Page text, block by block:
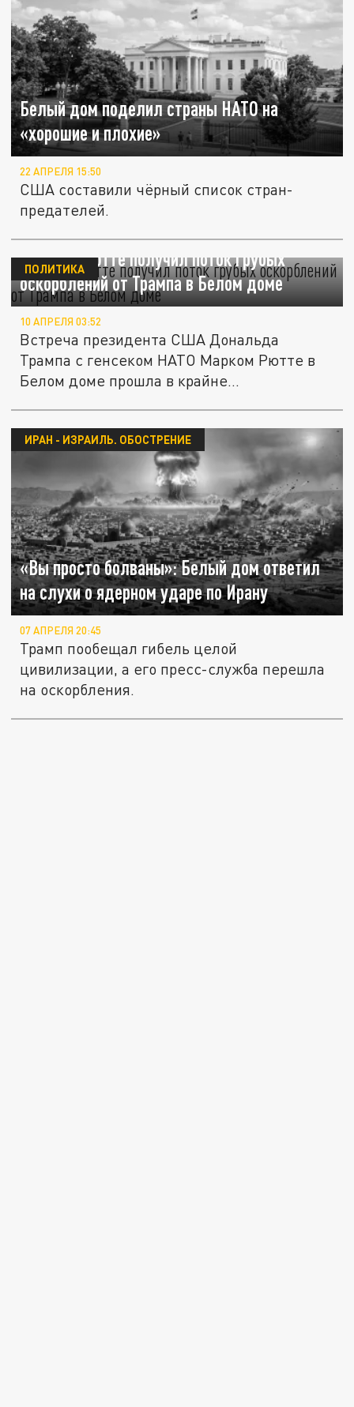
Белый дом поделил страны НАТО на
«хорошие и плохие»
22 АПРЕЛЯ 15:50
США составили чёрный список стран-
предателей.
Politico: Рютте получил поток грубых
оскорблений от Трампа в Белом доме
ПОЛИТИКА
10 АПРЕЛЯ 03:52
Встреча президента США Дональда
Трампа с генсеком НАТО Марком Рютте в
Белом доме прошла в крайне
«Вы просто болваны»: Белый дом ответил
на слухи о ядерном ударе по Ирану
ИРАН - ИЗРАИЛЬ. ОБОСТРЕНИЕ
07 АПРЕЛЯ 20:45
Трамп пообещал гибель целой
цивилизации, а его пресс-служба перешла
на оскорбления.